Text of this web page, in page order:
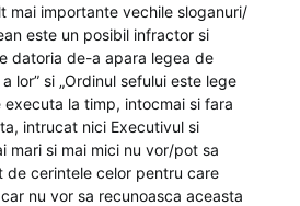
mai importante vechile sloganuri/
este un posibil infractor si
datoria de-a apara legea de
lor” si „Ordinul sefului este lege
la timp, intocmai si fara
intrucat nici Executivul si
mari si mai mici nu vor/pot sa
de cerintele celor pentru care
nu vor sa recunoasca aceasta